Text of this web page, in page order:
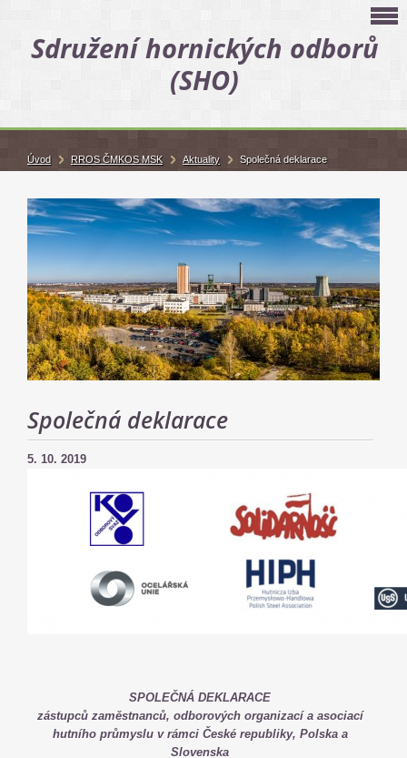
Sdružení hornických odborů
(SHO)
Společná deklarace
5. 10. 2019
SPOLEČNÁ DEKLARACE
zástupců zaměstnanců, odborových organizací a asociací
hutního průmyslu v rámci České republiky, Polska a
Slovenska
Úvod RROS ČMKOS MSK Aktuality Společná deklarace